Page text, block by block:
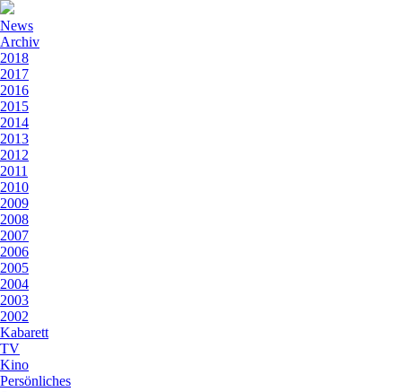
News
Archiv
2018
2017
2016
2015
2014
2013
2012
2011
2010
2009
2008
2007
2006
2005
2004
2003
2002
Kabarett
TV
Kino
Persönliches